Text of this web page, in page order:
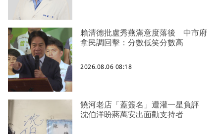
賴清德批盧秀燕滿意度落後 中市府
拿民調回擊：分數低笑分數高
2026.08.06 08:18
饒河老店「蓋簽名」遭灌一星負評
沈伯洋盼蔣萬安出面勸支持者